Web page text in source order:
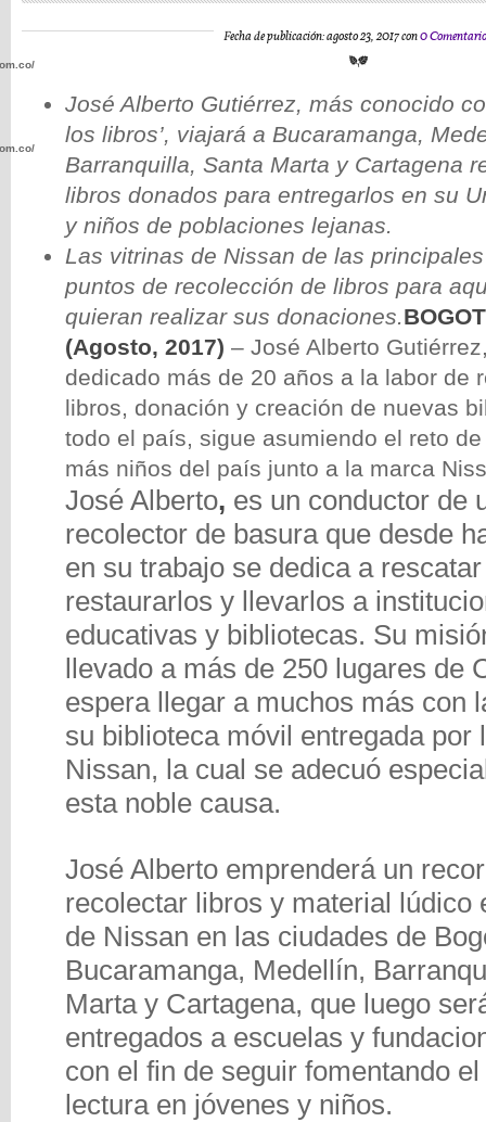
Fecha de publicación: agosto 23, 2017 con0
José Alberto Gutiérrez, más conocido
los libros’, viajará a Bucaramanga,
Barranquilla, Santa Marta y Cartagena
libros donados para entregarlos en su
y niños de poblaciones lejanas.
Las vitrinas de Nissan de las
puntos de recolección de libros para
quieran realizar sus donaciones.
(Agosto, 2017) – José Alberto
dedicado más de 20 años a la labor de
libros, donación y creación de nuevas
todo el país, sigue asumiendo el reto
más niños del país junto a la marca
José Alberto, es un conductor de
recolector de basura que desde
en su trabajo se dedica a
restaurarlos y llevarlos a
educativas y bibliotecas. Su
llevado a más de 250 lugares de
espera llegar a muchos más con
su biblioteca móvil entregada por
Nissan, la cual se adecuó
esta noble causa.
José Alberto emprenderá un
recolectar libros y material lúdico
de Nissan en las ciudades de
Bucaramanga, Medellín,
Marta y Cartagena, que luego
entregados a escuelas y
con el fin de seguir fomentando
lectura en jóvenes y niños.
wp-
wp-